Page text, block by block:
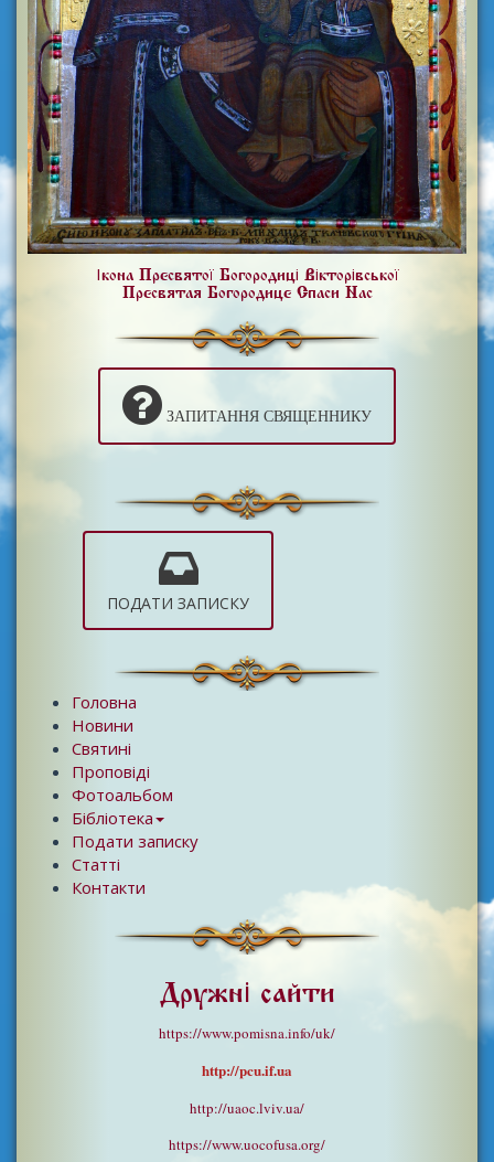
Ікона Пресвятої Богородиці Вікторівської
Пресвятая Богородице Спаси Нас
ЗАПИТАННЯ СВЯЩЕННИКУ
ПОДАТИ ЗАПИСКУ
Головна
Новини
Святині
Проповіді
Фотоальбом
Бібліотека
Подати записку
Статті
Контакти
Дружні сайти
https://www.pomisna.info/uk/
http://pcu.if.ua
http://uaoc.lviv.ua/
https://www.uocofusa.org/